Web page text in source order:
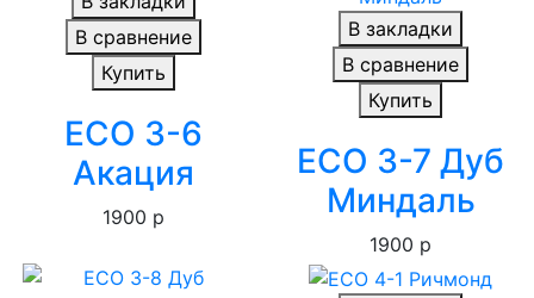
В сравнение
Купить
ECO 3-6
Акация
1900 р
В закладки
В сравнение
Купить
ECO 3-7 Дуб
Миндаль
1900 р